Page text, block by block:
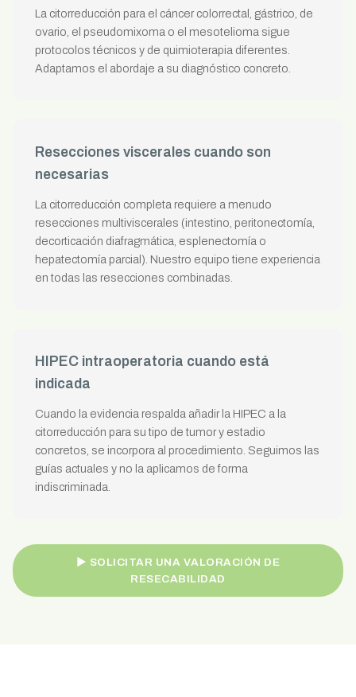
La citorreducción para el cáncer colorrectal, gástrico, de
ovario, el pseudomixoma o el mesotelioma sigue
protocolos técnicos y de quimioterapia diferentes.
Adaptamos el abordaje a su diagnóstico concreto.
Resecciones viscerales cuando son
necesarias
La citorreducción completa requiere a menudo
resecciones multiviscerales (intestino, peritonectomía,
decorticación diafragmática, esplenectomía o
hepatectomía parcial). Nuestro equipo tiene experiencia
en todas las resecciones combinadas.
HIPEC intraoperatoria cuando está
indicada
Cuando la evidencia respalda añadir la HIPEC a la
citorreducción para su tipo de tumor y estadio
concretos, se incorpora al procedimiento. Seguimos las
guías actuales y no la aplicamos de forma
indiscriminada.
► SOLICITAR UNA VALORACIÓN DE
RESECABILIDAD